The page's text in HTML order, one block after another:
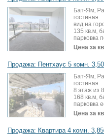
Бат-Ям,
гостиная
вид на
135 кв.м,
парковка
Цена за
Продажа: Пентхаус 5 комн.
Бат-Ям,
гостиная
8 этаж из
168 кв.м,
парковка
Цена за
Продажа: Квартира 4 комн.